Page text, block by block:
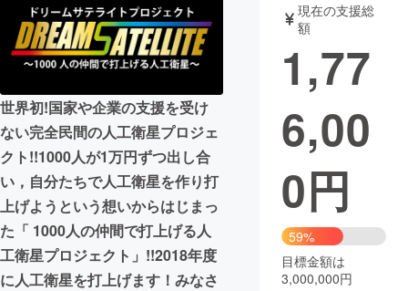
テクノロジー・ガジェット
映像・映画 書籍・雑誌
ビジネス・起業 チャレンジ
まちづくり・地域活性化
CAMPFIRE for Social Good
CAMPFIRE Creation
CAMPFIREふるさと納税machi-ya コミュニティ
世界初!国家や企業の支援を受け
ない完全民間の人工衛星プロジェ
クト!!1000人が1万円ずつ出し合
い，自分たちで人工衛星を作り打
上げようという想いからはじまっ
た「 1000人の仲間で打上げる人
工衛星プロジェクト」!!2018年度
に人工衛星を打上げます！みなさ
現在の支援総
額
1,77
6,00
0円
59%
目標金額は
3,000,000円